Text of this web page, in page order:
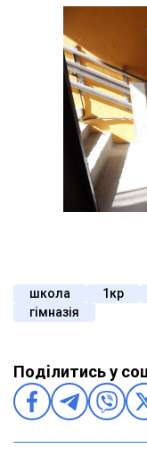
школа 1кр
гімназія
Поділитись у